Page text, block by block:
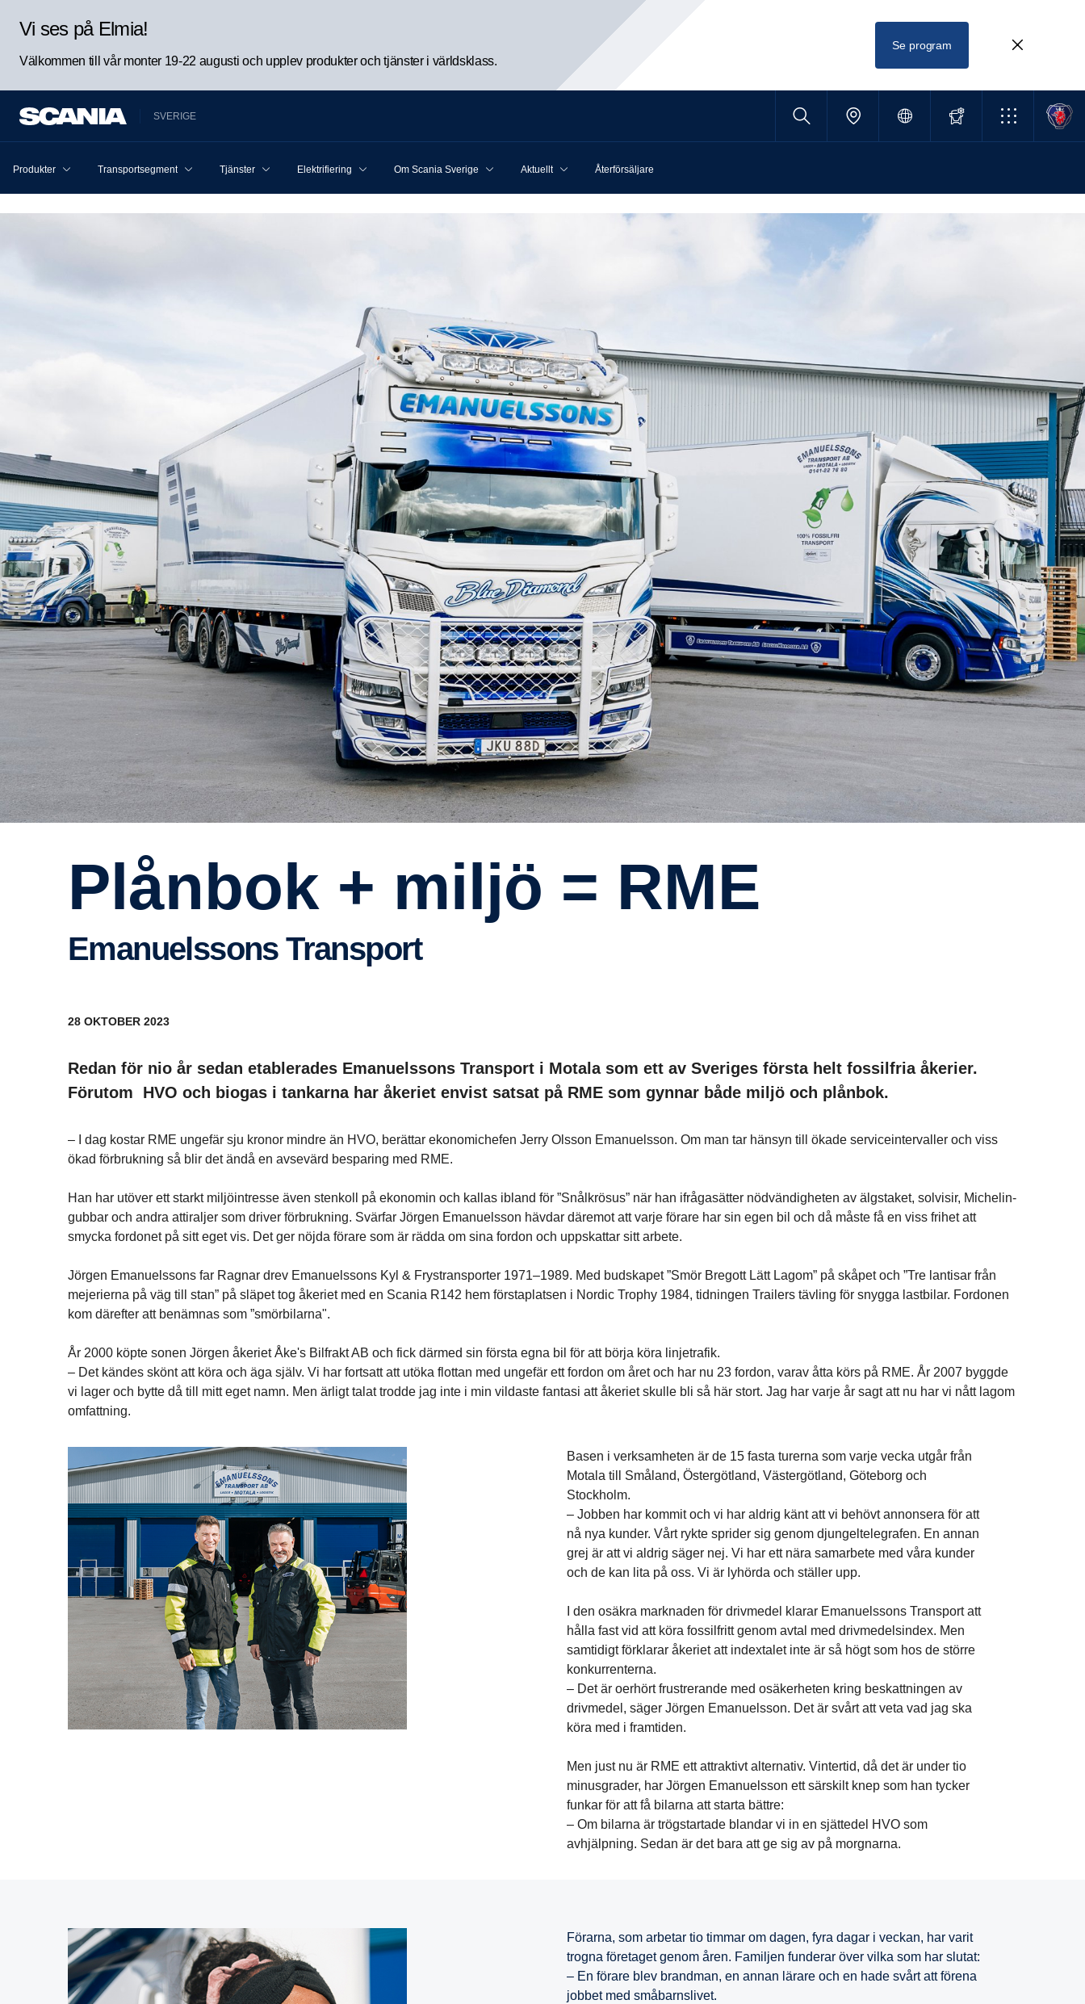
Vi ses på Elmia!
Välkommen till vår monter 19-22 augusti och upplev produkter och tjänster i världsklass.
Se program
SVERIGE
Produkter Transportsegment Tjänster Elektrifiering Om Scania Sverige Aktuellt Återförsäljare
Plånbok + miljö = RME
Emanu­els­sons Trans­port
28 OKTOBER 2023
Redan för nio år sedan etablerades Emanuelssons Transport i Motala som ett av Sveriges första helt fossilfria åkerier.
Förutom HVO och biogas i tankarna har åkeriet envist satsat på RME som gynnar både miljö och plånbok.
– I dag kostar RME ungefär sju kronor mindre än HVO, berättar ekonomichefen Jerry Olsson Emanuelsson. Om man tar hänsyn till ökade serviceintervaller och viss
ökad förbrukning så blir det ändå en avsevärd besparing med RME.
Han har utöver ett starkt miljöintresse även stenkoll på ekonomin och kallas ibland för ”Snålkrösus” när han ifråga­sätter nödvändig­heten av älgstaket, solvisir, Michelin­
gubbar och andra attiraljer som driver förbrukning. Svärfar Jörgen Emanuelsson hävdar däremot att varje förare har sin egen bil och då måste få en viss frihet att
smycka fordonet på sitt eget vis. Det ger nöjda förare som är rädda om sina fordon och uppskattar sitt arbete.
Jörgen Emanuelssons far Ragnar drev Emanuelssons Kyl & Frystransporter 1971–1989. Med budskapet ”Smör Bregott Lätt Lagom” på skåpet och ”Tre lantisar från
mejerierna på väg till stan” på släpet tog åkeriet med en Scania R142 hem förstaplatsen i Nordic Trophy 1984, tidningen Trailers tävling för snygga lastbilar. Fordonen
kom därefter att benämnas som ”smörbilarna".
År 2000 köpte sonen Jörgen åkeriet Åke's Bilfrakt AB och fick därmed sin första egna bil för att börja köra linjetrafik.
– Det kändes skönt att köra och äga själv. Vi har fortsatt att utöka flottan med ungefär ett fordon om året och har nu 23 fordon, varav åtta körs på RME. År 2007 byggde
vi lager och bytte då till mitt eget namn. Men ärligt talat trodde jag inte i min vildaste fantasi att åkeriet skulle bli så här stort. Jag har varje år sagt att nu har vi nått lagom
omfattning.
Basen i verksamheten är de 15 fasta turerna som varje vecka utgår från
Motala till Småland, Östergötland, Västergötland, Göteborg och
Stockholm.
– Jobben har kommit och vi har aldrig känt att vi behövt annonsera för att
nå nya kunder. Vårt rykte sprider sig genom djungeltelegrafen. En annan
grej är att vi aldrig säger nej. Vi har ett nära samarbete med våra kunder
och de kan lita på oss. Vi är lyhörda och ställer upp.
I den osäkra marknaden för drivmedel klarar Emanuelssons Transport att
hålla fast vid att köra fossilfritt genom avtal med drivmedelsindex. Men
samtidigt förklarar åkeriet att indextalet inte är så högt som hos de större
konkurrenterna.
– Det är oerhört frustrerande med osäker­heten kring beskattningen av
drivmedel, säger Jörgen Emanuelsson. Det är svårt att veta vad jag ska
köra med i framtiden.
Men just nu är RME ett attraktivt alternativ. Vintertid, då det är under tio
minusgrader, har Jörgen Emanuelsson ett särskilt knep som han tycker
funkar för att få bilarna att starta bättre:
– Om bilarna är trögstartade blandar vi in en sjättedel HVO som
avhjälpning. Sedan är det bara att ge sig av på morgnarna.
Förarna, som arbetar tio timmar om dagen, fyra dagar i veckan, har varit
trogna företaget genom åren. Familjen funderar över vilka som har slutat:
– En förare blev brandman, en annan lärare och en hade svårt att förena
jobbet med småbarnslivet.